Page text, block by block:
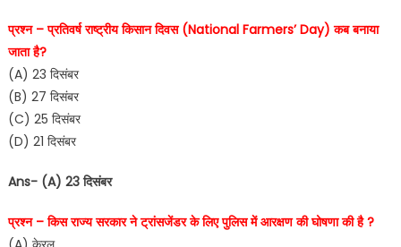
प्रश्न – प्रतिवर्ष राष्ट्रीय किसान दिवस (National Farmers’ Day) कब बनाया
जाता है?
(A) 23 दिसंबर
(B) 27 दिसंबर
(C) 25 दिसंबर
(D) 21 दिसंबर
Ans- (A) 23 दिसंबर
प्रश्न – किस राज्य सरकार ने ट्रांसजेंडर के लिए पुलिस में आरक्षण की घोषणा की है ?